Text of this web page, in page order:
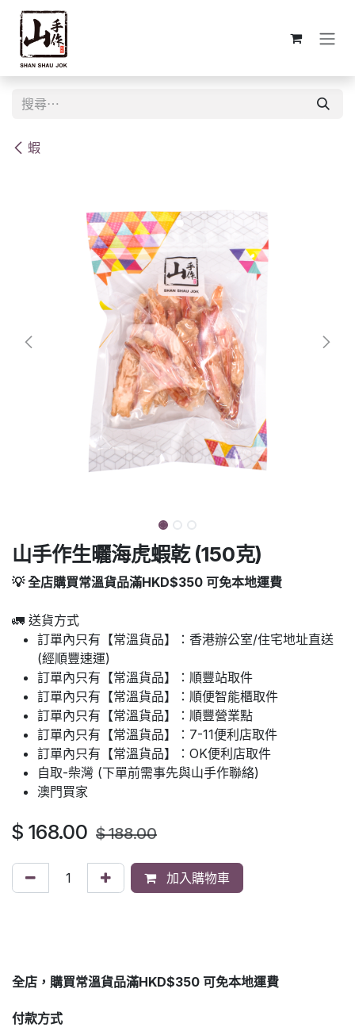
跳至內容
蝦
山手作生曬海虎蝦乾 (150克)
💡 全店購買常溫貨品滿HKD$350 可免本地運費
🚛 送貨方式
訂單內只有【常溫貨品】：香港辦公室/住宅地址直送
(經順豐速運)
訂單內只有【常溫貨品】：順豐站取件
訂單內只有【常溫貨品】：順便智能櫃取件
訂單內只有【常溫貨品】：順豐營業點
訂單內只有【常溫貨品】：7-11便利店取件
訂單內只有【常溫貨品】：OK便利店取件
自取-柴灣 (下單前需事先與山手作聯絡)
澳門買家
$ 168.00 $188.00
加入購物車
全店，購買常溫貨品滿HKD$350 可免本地運費
付款方式